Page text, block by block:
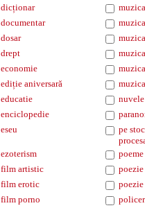
dicționar
documentar
dosar
drept
economie
ediție aniversară
educatie
nuvele
enciclopedie
eseu
pe
ezoterism
poeme
film artistic
poezie
film erotic
film porno